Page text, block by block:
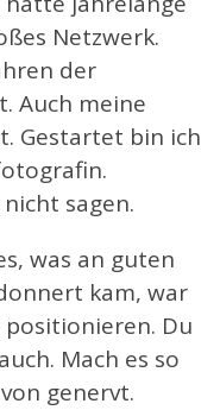
Netzwerk.
der
Auch meine
Gestartet bin ich
sagen.
was an guten
kam, war
positionieren. Du
Mach es so
genervt.